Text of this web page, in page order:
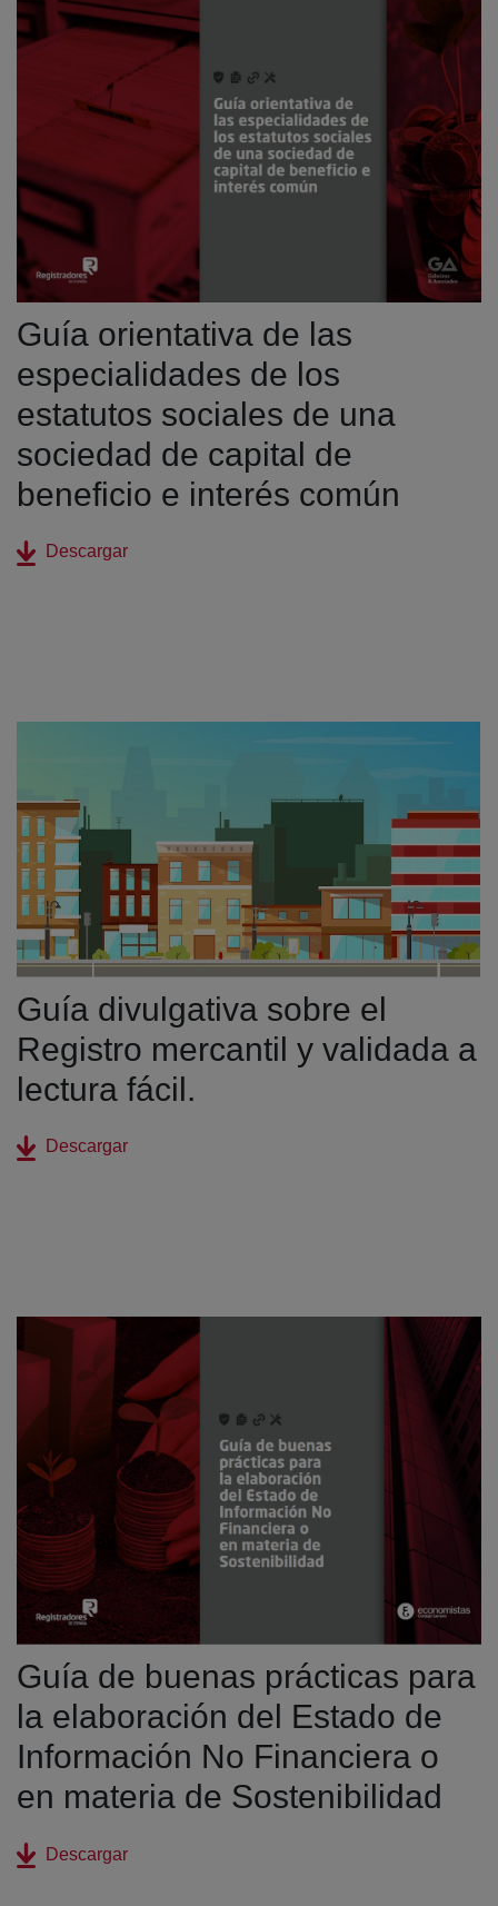
Guía orientativa de las
especialidades de los
estatutos sociales de una
sociedad de capital de
beneficio e interés común
Descargar(abre en nueva ventana)
Guía divulgativa sobre el
Registro mercantil y validada a
lectura fácil.
Descargar(abre en nueva ventana)
Guía de buenas prácticas para
la elaboración del Estado de
Información No Financiera o
en materia de Sostenibilidad
Descargar(abre en nueva ventana)